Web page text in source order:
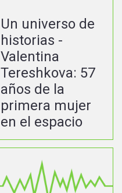
Un universo de
historias -
Valentina
Tereshkova: 57
años de la
primera mujer
en el espacio